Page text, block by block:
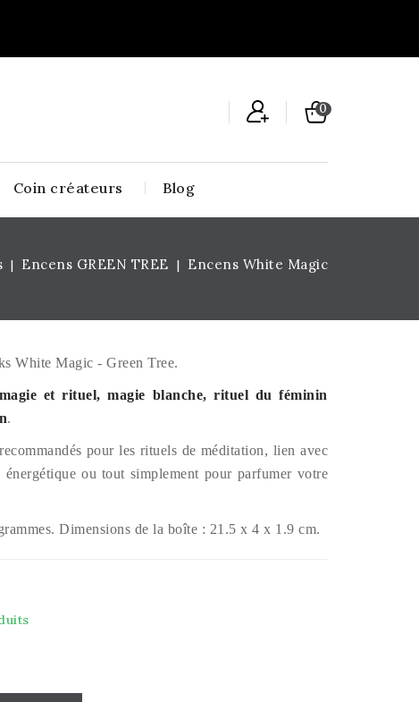
0
Coin créateurs Blog
Encens GREEN TREE Encens White Magic
White Magic - Green Tree.
et rituel, magie blanche, rituel du féminin
.
pour les rituels de méditation, lien avec
ou tout simplement pour parfumer votre
Dimensions de la boîte : 21.5 x 4 x 1.9 cm.